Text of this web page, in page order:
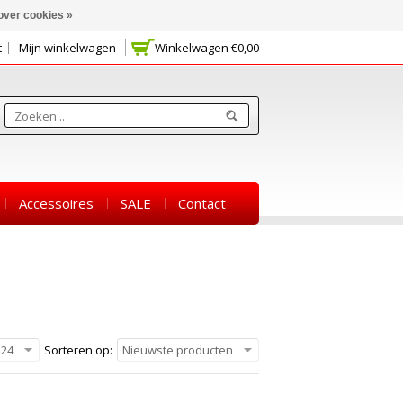
Winkelwagen €0,00
Mijn winkelwagen
Accessoires SALE Contact
Sorteren op: Nieuwste producten
24
cookies »